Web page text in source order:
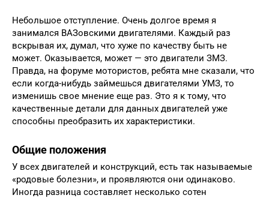
Небольшое отступление. Очень долгое время я
занимался ВАЗовскими двигателями. Каждый раз
вскрывая их, думал, что хуже по качеству быть не
может. Оказывается, может — это двигатели ЗМЗ.
Правда, на форуме мотористов, ребята мне сказали, что
если когда-нибудь займешься двигателями УМЗ, то
изменишь свое мнение еще раз. Это я к тому, что
качественные детали для данных двигателей уже
способны преобразить их характеристики.
Общие положения
У всех двигателей и конструкций, есть так называемые
«родовые болезни», и проявляются они одинаково.
Иногда разница составляет несколько сотен